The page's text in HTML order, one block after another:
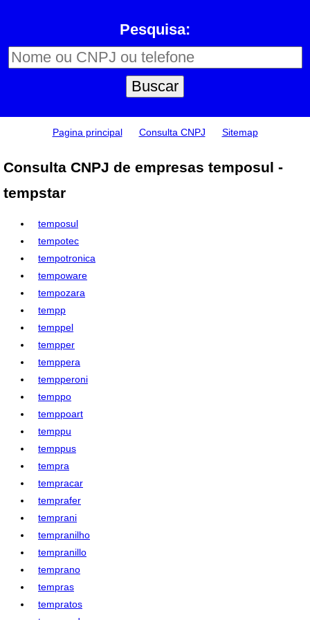
Pesquisa:
Pagina principal Consulta CNPJ Sitemap
Consulta CNPJ de empresas temposul -
tempstar
temposul
tempotec
tempotronica
tempoware
tempozara
tempp
temppel
tempper
temppera
tempperoni
temppo
temppoart
temppu
temppus
tempra
tempracar
temprafer
temprani
tempranilho
tempranillo
temprano
tempras
tempratos